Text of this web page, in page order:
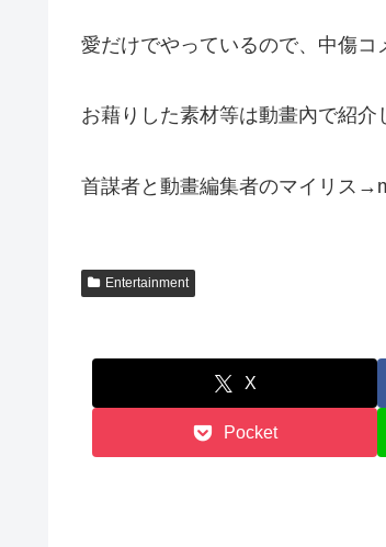
愛だけでやっているので、中傷コ
お藉りした素材等は動畫內で紹介
首謀者と動畫編集者のマイリス
Entertainment
X
Pocket